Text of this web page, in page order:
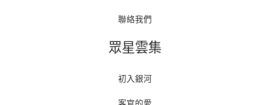
聯絡我們
眾星雲集
初入銀河